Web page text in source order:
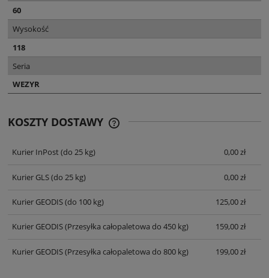
60
Wysokość
118
Seria
WEZYR
KOSZTY DOSTAWY
Kurier InPost(do 25 kg) 0,00 zł
Kurier GLS(do 25 kg) 0,00 zł
Kurier GEODIS(do 100 kg) 125,00 zł
Kurier GEODIS(Przesyłka całopaletowa do 450 kg) 159,00 zł
Kurier GEODIS(Przesyłka całopaletowa do 800 kg) 199,00 zł